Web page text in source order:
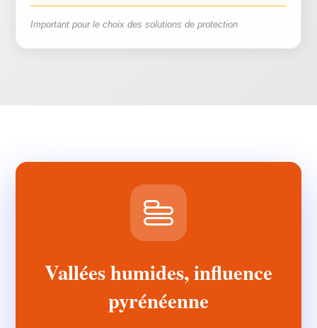
Important pour le choix des solutions de protection
Vallées humides, influence
pyrénéenne